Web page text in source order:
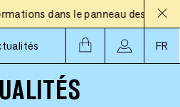
dans le panneau des
FR